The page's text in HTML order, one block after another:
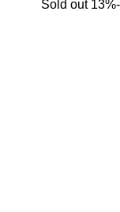
-13%
Sold out